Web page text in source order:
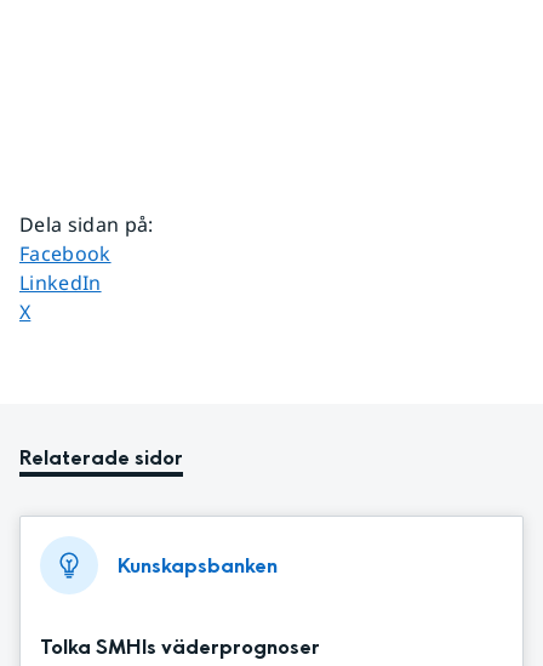
Dela sidan på:
Dela sidan på
Facebook
Dela sidan på
LinkedIn
Dela sidan på
X
Relaterade sidor
Kunskapsbanken
Tolka SMHIs väderprognoser